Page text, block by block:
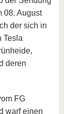
08. August
der sich in
Tesla
deren
FG
warf einen